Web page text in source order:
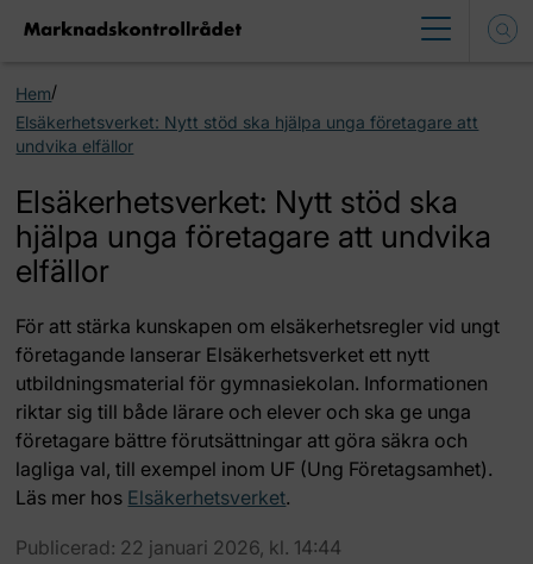
Hem/
Elsäkerhetsverket: Nytt stöd ska hjälpa unga företagare att
undvika elfällor
Elsäkerhetsverket: Nytt stöd ska
hjälpa unga företagare att undvika
elfällor
För att stärka kunskapen om elsäkerhetsregler vid ungt
företagande lanserar Elsäkerhetsverket ett nytt
utbildningsmaterial för gymnasiekolan. Informationen
riktar sig till både lärare och elever och ska ge unga
företagare bättre förutsättningar att göra säkra och
lagliga val, till exempel inom UF (Ung Företagsamhet).
Läs mer hos Elsäkerhetsverket.
Publicerad: 22 januari 2026, kl. 14:44